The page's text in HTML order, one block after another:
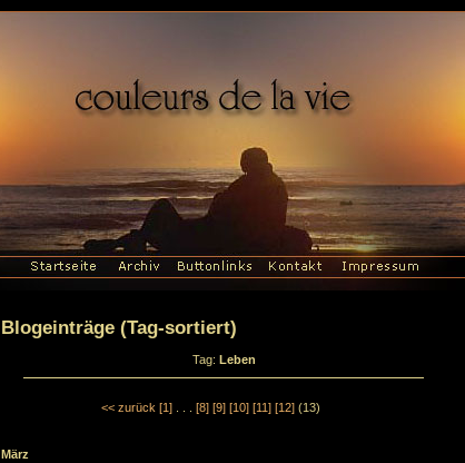
Blogeinträge (Tag-sortiert)
Tag: Leben
<< zurück [1] [8] [9] [10] [11] [12] (13)
März